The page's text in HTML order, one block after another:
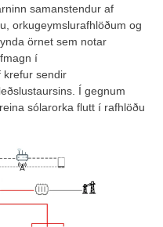
samanstendur af
orkugeymslurafhlöðum og
örnet sem notar
í
krefur sendir
Í gegnum
sólarorka flutt í rafhlöðu